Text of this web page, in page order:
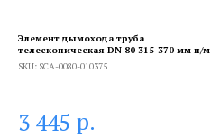
Элемент дымохода труба
телескопическая DN 80 315-370 мм п/м
SKU: SCA-0080-010375
3 445 р.